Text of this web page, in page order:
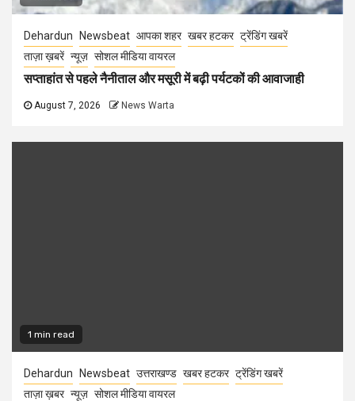
Dehardun Newsbeat आपका शहर खबर हटकर ट्रेंडिंग खबरें
ताज़ा ख़बरें न्यूज़ सोशल मीडिया वायरल
सप्ताहांत से पहले नैनीताल और मसूरी में बढ़ी पर्यटकों की आवाजाही
August 7, 2026 News Warta
1 min read
Dehardun Newsbeat उत्तराखण्ड खबर हटकर ट्रेंडिंग खबरें
ताज़ा ख़बर न्यूज़ सोशल मीडिया वायरल